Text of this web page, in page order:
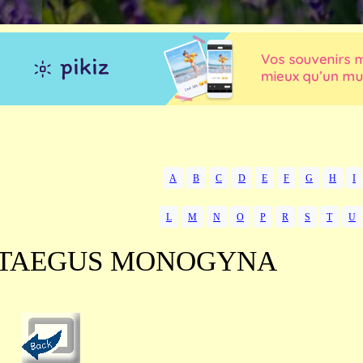
A B C D E F G H I
L M N O P R S T U
MONOGYNA